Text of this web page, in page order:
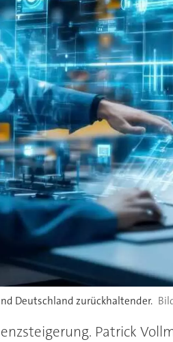
Deutschland zurückhaltender.
Patrick